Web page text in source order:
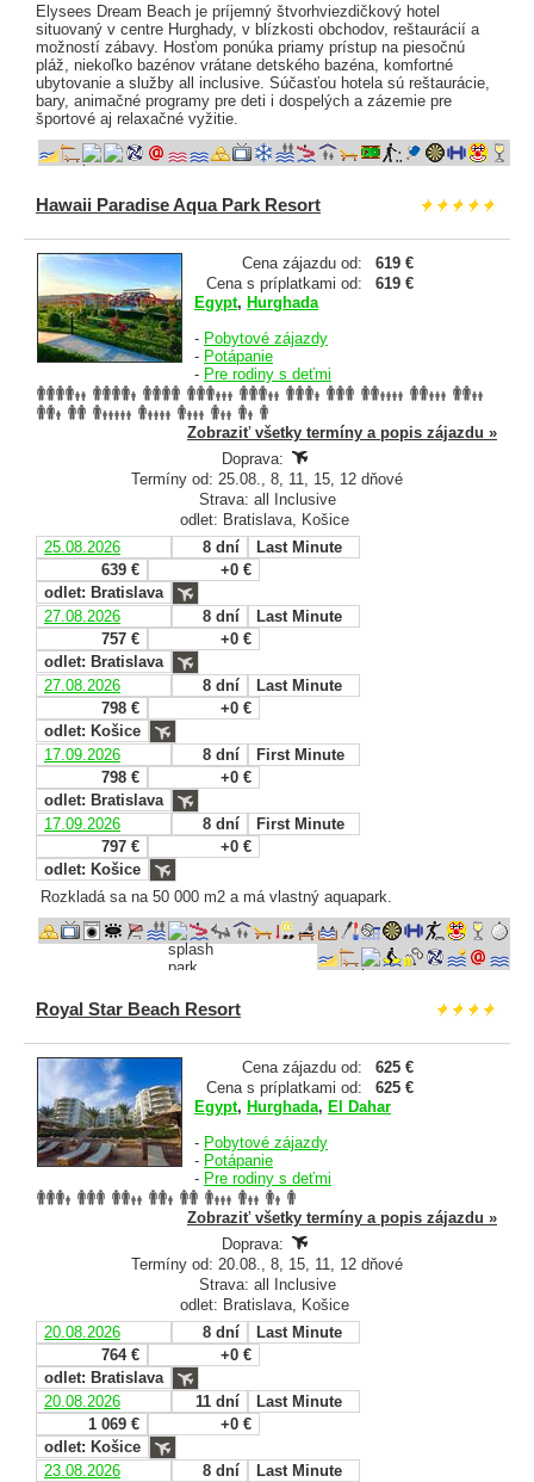
Elysees Dream Beach je príjemný štvorhviezdičkový hotel
situovaný v centre Hurghady, v blízkosti obchodov, reštaurácií a
možností zábavy. Hosťom ponúka priamy prístup na piesočnú
pláž, niekoľko bazénov vrátane detského bazéna, komfortné
ubytovanie a služby all inclusive. Súčasťou hotela sú reštaurácie,
bary, animačné programy pre deti i dospelých a zázemie pre
športové aj relaxačné vyžitie.
Hawaii Paradise Aqua Park Resort
Cena zájazdu od:
619 €
Cena s príplatkami od:
619 €
Egypt, Hurghada
- Pobytové zájazdy
- Potápanie
- Pre rodiny s deťmi
Zobraziť všetky termíny a popis zájazdu »
Doprava:
Termíny od: 25.08., 8, 11, 15, 12 dňové
Strava: all Inclusive
odlet: Bratislava, Košice
25.08.2026
8 dní
Last Minute
639 €
+0 €
odlet: Bratislava
27.08.2026
8 dní
Last Minute
757 €
+0 €
odlet: Bratislava
27.08.2026
8 dní
Last Minute
798 €
+0 €
odlet: Košice
17.09.2026
8 dní
First Minute
798 €
+0 €
odlet: Bratislava
17.09.2026
8 dní
First Minute
797 €
+0 €
odlet: Košice
Rozkladá sa na 50 000 m2 a má vlastný aquapark.
Royal Star Beach Resort
Cena zájazdu od:
625 €
Cena s príplatkami od:
625 €
Egypt, Hurghada, El Dahar
- Pobytové zájazdy
- Potápanie
- Pre rodiny s deťmi
Zobraziť všetky termíny a popis zájazdu »
Doprava:
Termíny od: 20.08., 8, 15, 11, 12 dňové
Strava: all Inclusive
odlet: Bratislava, Košice
20.08.2026
8 dní
Last Minute
764 €
+0 €
odlet: Bratislava
20.08.2026
11 dní
Last Minute
1 069 €
+0 €
odlet: Košice
23.08.2026
8 dní
Last Minute